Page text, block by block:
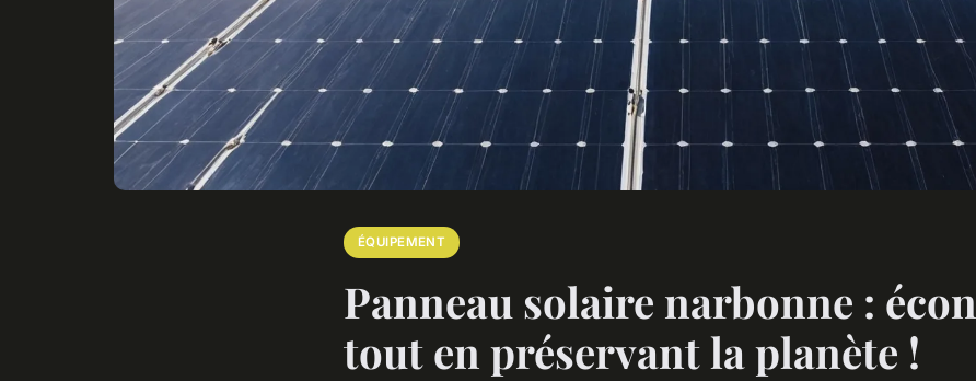
ÉQUIPEMENT
Panneau solaire narbonne :
tout en préservant la planète !